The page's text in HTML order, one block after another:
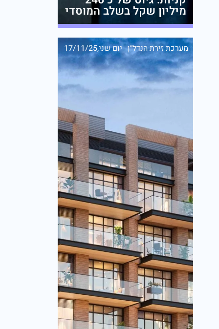
מיליון שקל בשלב המוסדי
מערכת זירת הנדל״ן יום שני,17/11/25